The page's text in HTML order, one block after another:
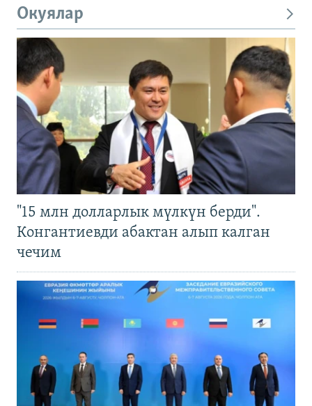
Окуялар
"15 млн долларлык мүлкүн берди".
Конгантиевди абактан алып калган
чечим